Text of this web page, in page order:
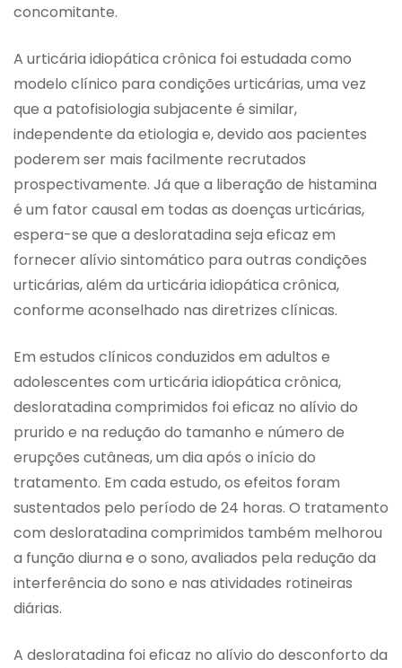
concomitante.
A urticária idiopática crônica foi estudada como
modelo clínico para condições urticárias, uma vez
que a patofisiologia subjacente é similar,
independente da etiologia e, devido aos pacientes
poderem ser mais facilmente recrutados
prospectivamente. Já que a liberação de histamina
é um fator causal em todas as doenças urticárias,
espera-se que a desloratadina seja eficaz em
fornecer alívio sintomático para outras condições
urticárias, além da urticária idiopática crônica,
conforme aconselhado nas diretrizes clínicas.
Em estudos clínicos conduzidos em adultos e
adolescentes com urticária idiopática crônica,
desloratadina comprimidos foi eficaz no alívio do
prurido e na redução do tamanho e número de
erupções cutâneas, um dia após o início do
tratamento. Em cada estudo, os efeitos foram
sustentados pelo período de 24 horas. O tratamento
com desloratadina comprimidos também melhorou
a função diurna e o sono, avaliados pela redução da
interferência do sono e nas atividades rotineiras
diárias.
A desloratadina foi eficaz no alívio do desconforto da